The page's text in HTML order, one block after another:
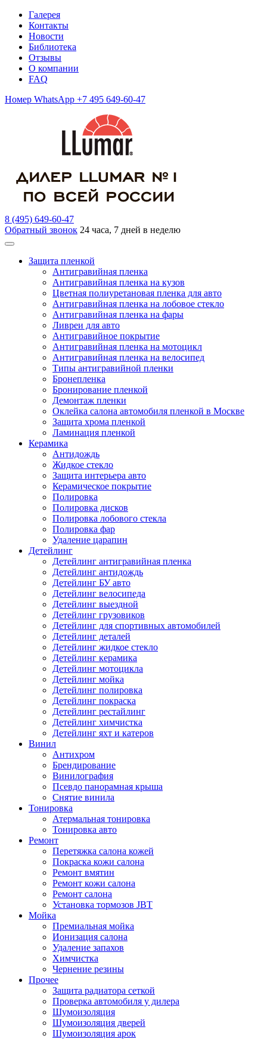
Галерея
Контакты
Новости
Библиотека
Отзывы
О компании
FAQ
Номер WhatsApp +7 495 649-60-47
8 (495) 649-60-47
Обратный звонок 24 часа, 7 дней в неделю
Защита пленкой
Антигравийная пленка
Антигравийная пленка на кузов
Цветная полиуретановая пленка для авто
Антигравийная пленка на лобовое стекло
Антигравийная пленка на фары
Ливреи для авто
Антигравийное покрытие
Антигравийная пленка на мотоцикл
Антигравийная пленка на велосипед
Типы антигравийной пленки
Бронепленка
Бронирование пленкой
Демонтаж пленки
Оклейка салона автомобиля пленкой в Москве
Защита хрома пленкой
Ламинация пленкой
Керамика
Антидождь
Жидкое стекло
Защита интерьера авто
Керамическое покрытие
Полировка
Полировка дисков
Полировка лобового стекла
Полировка фар
Удаление царапин
Детейлинг
Детейлинг антигравийная пленка
Детейлинг антидождь
Детейлинг БУ авто
Детейлинг велосипеда
Детейлинг выездной
Детейлинг грузовиков
Детейлинг для спортивных автомобилей
Детейлинг деталей
Детейлинг жидкое стекло
Детейлинг керамика
Детейлинг мотоцикла
Детейлинг мойка
Детейлинг полировка
Детейлинг покраска
Детейлинг рестайлинг
Детейлинг химчистка
Детейлинг яхт и катеров
Винил
Антихром
Брендирование
Винилография
Псевдо панорамная крыша
Снятие винила
Тонировка
Атермальная тонировка
Тонировка авто
Ремонт
Перетяжка салона кожей
Покраска кожи салона
Ремонт вмятин
Ремонт кожи салона
Ремонт салона
Установка тормозов JBT
Мойка
Премиальная мойка
Ионизация салона
Удаление запахов
Химчистка
Чернение резины
Прочее
Защита радиатора сеткой
Проверка автомобиля у дилера
Шумоизоляция
Шумоизоляция дверей
Шумоизоляция арок